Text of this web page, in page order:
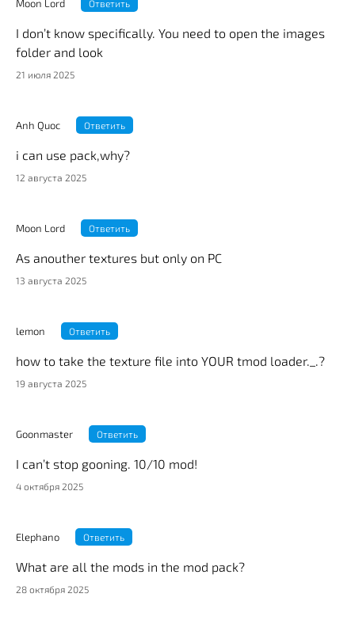
Moon Lord Ответить
I don’t know specifically. You need to open the images
folder and look
21 июля 2025
Anh Quoc Ответить
i can use pack,why?
12 августа 2025
Moon Lord Ответить
As anouther textures but only on PC
13 августа 2025
lemon Ответить
how to take the texture file into YOUR tmod loader._.?
19 августа 2025
Goonmaster Ответить
I can’t stop gooning. 10/10 mod!
4 октября 2025
Elephano Ответить
What are all the mods in the mod pack?
28 октября 2025